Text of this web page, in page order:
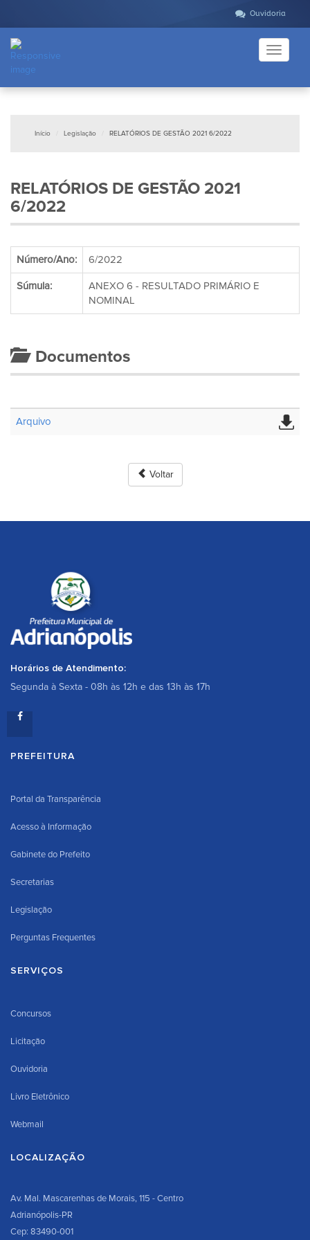
Ouvidoria
Toggle
Início Legislação RELATÓRIOS DE GESTÃO 2021 6/2022
RELATÓRIOS DE GESTÃO 2021
6/2022
Número/Ano: 6/2022
Súmula:
ANEXO 6 - RESULTADO PRIMÁRIO E
NOMINAL
Documentos
Arquivo
Voltar
Horários de Atendimento:
Segunda à Sexta - 08h às 12h e das 13h às 17h
PREFEITURA
Portal da Transparência
Acesso à Informação
Gabinete do Prefeito
Secretarias
Legislação
Perguntas Frequentes
SERVIÇOS
Concursos
Licitação
Ouvidoria
Livro Eletrônico
Webmail
LOCALIZAÇÃO
Av. Mal. Mascarenhas de Morais, 115 - Centro
Adrianópolis-PR
Cep: 83490-001